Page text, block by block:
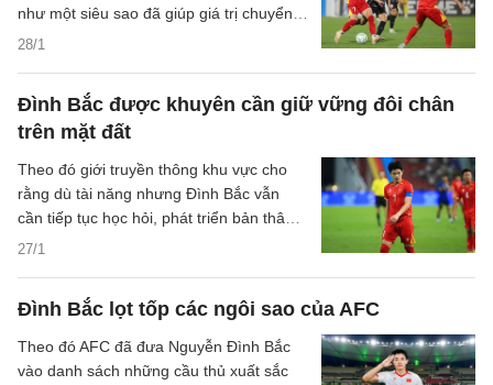
28/1
như một siêu sao đã giúp giá trị chuyển
nhượng ước tính của tiền đạo Đình Bắc
Đình Bắc được khuyên cần giữ vững đôi chân
trên mặt đất
27/1
Theo đó giới truyền thông khu vực cho
rằng dù tài năng nhưng Đình Bắc vẫn
cần tiếp tục học hỏi, phát triển bản thân
trong tương lai.
Đình Bắc lọt tốp các ngôi sao của AFC
Theo đó AFC đã đưa Nguyễn Đình Bắc
vào danh sách những cầu thủ xuất sắc